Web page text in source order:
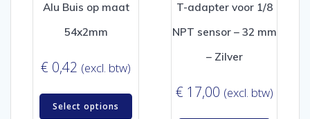
Alu Buis op maat
54x2mm
€ 0,42 (excl. btw)
Select options
T-adapter voor 1/8
NPT sensor – 32 mm
– Zilver
€ 17,00 (excl. btw)